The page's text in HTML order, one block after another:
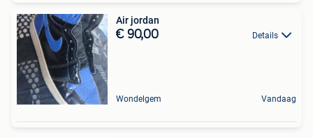
Air jordan
€ 90,00 Details
Wondelgem Vandaag